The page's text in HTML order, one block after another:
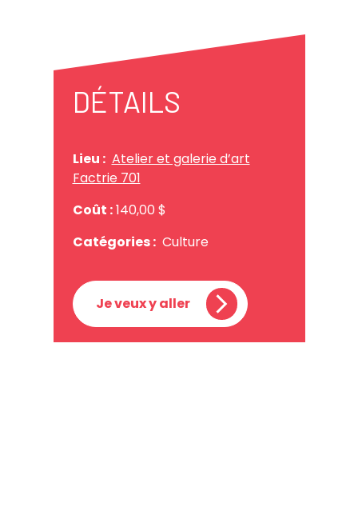
DÉTAILS
Lieu : Atelier et galerie d’art
Factrie 701
Coût :140,00 $
Catégories : Culture
Je veux y aller